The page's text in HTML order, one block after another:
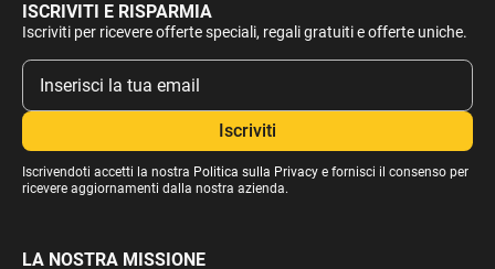
ISCRIVITI E RISPARMIA
Iscriviti per ricevere offerte speciali, regali gratuiti e offerte uniche.
Iscrivendoti accetti la nostra Politica sulla Privacye fornisci il consenso per
ricevere aggiornamenti dalla nostra azienda.
LA NOSTRA MISSIONE